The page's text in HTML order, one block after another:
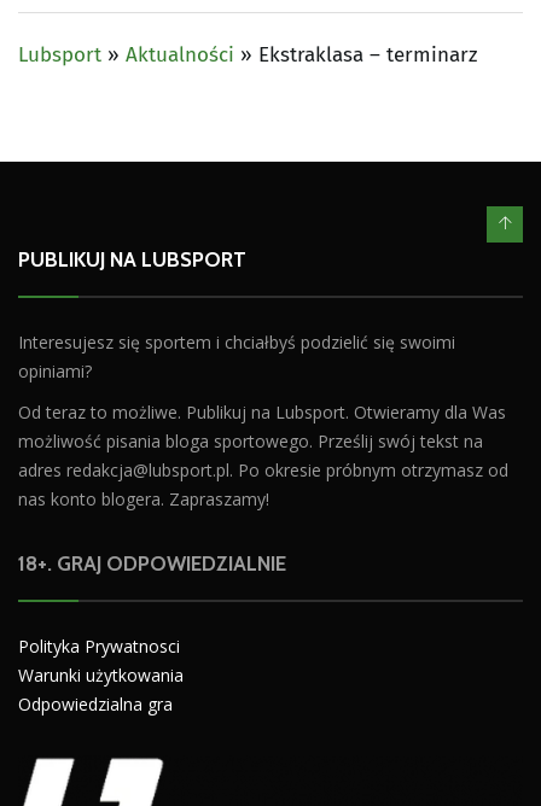
Lubsport » Aktualności » Ekstraklasa – terminarz
PUBLIKUJ NA LUBSPORT
Interesujesz się sportem i chciałbyś podzielić się swoimi
opiniami?
Od teraz to możliwe. Publikuj na Lubsport. Otwieramy dla Was
możliwość pisania bloga sportowego. Prześlij swój tekst na
adres redakcja@lubsport.pl. Po okresie próbnym otrzymasz od
nas konto blogera. Zapraszamy!
18+. GRAJ ODPOWIEDZIALNIE
Polityka Prywatnosci
Warunki użytkowania
Odpowiedzialna gra